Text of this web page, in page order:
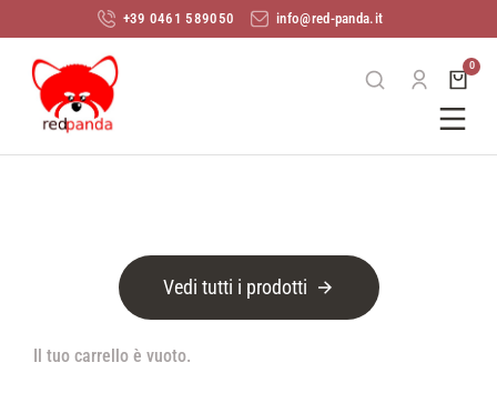
+39 0461 589050 info@red-panda.it
Vedi tutti i prodotti
Il tuo carrello è vuoto.